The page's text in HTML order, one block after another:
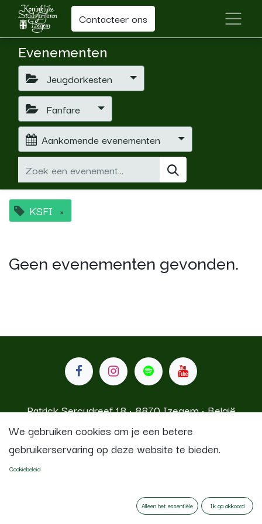
Contacteer ons
Evenementen
Jeugdorkesten
Fanfare
Aankomende evenementen
KSFI ×
Geen evenementen gevonden.
Patrick Sercudreef 18 • 8870 Izegem • België
commerce
We gebruiken cookies om je een betere
gebruikerservaring op deze website te bieden.
Cookiebeleid
Alleen het essentiële Ik ga akkoord